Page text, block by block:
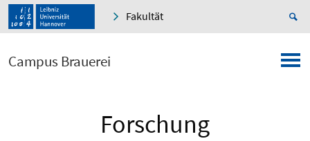
Fakultät
Campus Brauerei
Forschung